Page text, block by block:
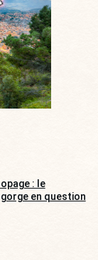
: le
en question